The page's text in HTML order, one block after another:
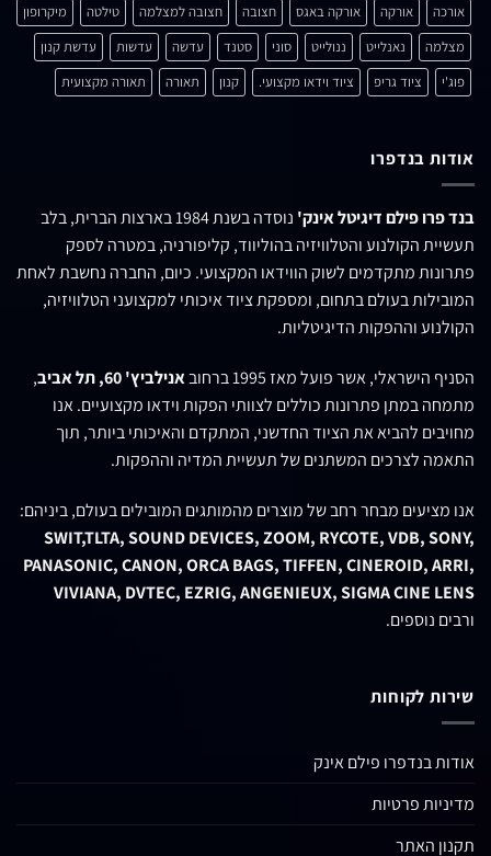
אורכה
אורקה אורקה באגס חצובה חצובה למצלמה טילטה
מיקרופון
מצלמה
נאנלייט ננולייט סוני סטנד עדשה עדשות
עדשת קנון
פוג'י
ציוד גריפ ציוד וידאו מקצועי. קנון תאורה תאורה מקצועית
אודות בנדפרו
בנד פרו פילם דיגיטל אינק'
נוסדה בשנת 1984 בארצות הברית, בלב
תעשיית הקולנוע והטלוויזיה בהוליווד, קליפורניה, במטרה לספק
פתרונות מתקדמים לשוק הווידאו המקצועי. כיום, החברה נחשבת לאחת
המובילות בעולם בתחום, ומספקת ציוד איכותי למקצועני הטלוויזיה,
הקולנוע וההפקות הדיגיטליות.
הסניף הישראלי, אשר פועל מאז 1995 ברחוב אנילביץ' 60, תל אביב
,
מתמחה במתן פתרונות כוללים לצוותי הפקות וידאו מקצועיים. אנו
מחויבים להביא את הציוד החדשני, המתקדם והאיכותי ביותר, תוך
התאמה לצרכים המשתנים של תעשיית המדיה וההפקות.
אנו מציעים מבחר רחב של מוצרים מהמותגים המובילים בעולם, ביניהם:
SWIT,TLTA, SOUND DEVICES, ZOOM, RYCOTE, VDB, SONY,
PANASONIC, CANON, ORCA BAGS, TIFFEN, CINEROID, ARRI,
VIVIANA, DVTEC, EZRIG, ANGENIEUX, SIGMA CINE LENS
ורבים נוספים.
שירות לקוחות
אודות בנדפרו פילם אינק
מדיניות פרטיות
תקנון האתר